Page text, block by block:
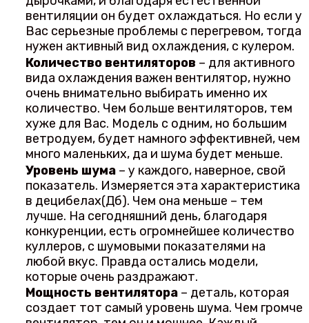
вентиляции он будет охлаждаться. Но если у
Вас серьезные проблемы с перегревом, тогда
нужен активный вид охлаждения, с кулером.
Количество вентиляторов – для активного
вида охлаждения важен вентилятор, нужно
очень внимательно выбирать именно их
количество. Чем больше вентиляторов, тем
хуже для Вас. Модель с одним, но большим
ветродуем, будет намного эффективней, чем
много маленьких, да и шума будет меньше.
Уровень шума– у каждого, наверное, свой
показатель. Измеряется эта характеристика
в децибелах(Дб). Чем она меньше – тем
лучше. На сегодняшний день, благодаря
конкуренции, есть огромнейшее количество
куллеров, с шумовыми показателями на
любой вкус. Правда остались модели,
которые очень раздражают.
Мощность вентилятора– деталь, которая
создает тот самый уровень шума. Чем громче